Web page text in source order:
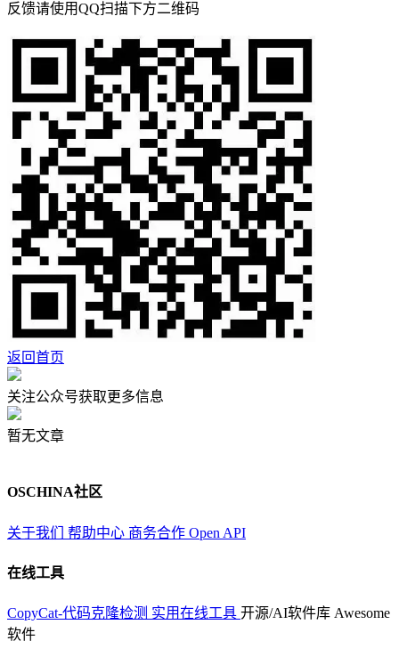
反馈请使用QQ扫描下方二维码
返回首页
关注公众号获取更多信息
暂无文章
OSCHINA社区
关于我们 帮助中心 商务合作 Open API
在线工具
CopyCat-代码克隆检测 实用在线工具 开源/AI软件库 Awesome
软件